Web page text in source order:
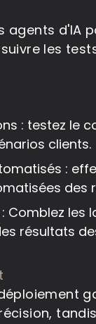
agents d'IA
les
: testez le
clients.
:
des
Comblez les
résultats